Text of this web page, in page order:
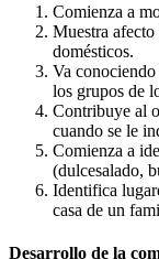
Comienza a
Muestra afecto
domésticos.
Va
los grupos de
Contribuye al
cuando se le
Comienza a
(dulcesalado,
Identifica
casa de un
Desarrollo de la